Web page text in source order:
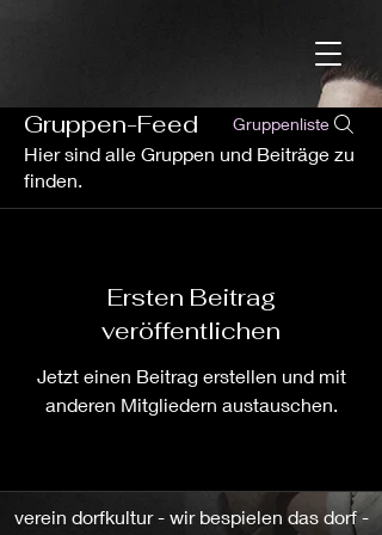
Gruppen-Feed Gruppenliste
Hier sind alle Gruppen und Beiträge zu
finden.
Ersten Beitrag
veröffentlichen
Jetzt einen Beitrag erstellen und mit
anderen Mitgliedern austauschen.
verein dorfkultur - wir bespielen das dorf -